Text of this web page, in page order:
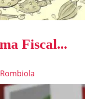
Fiscal...